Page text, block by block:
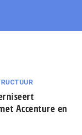
Accenture en